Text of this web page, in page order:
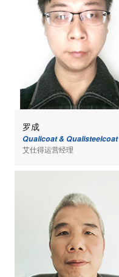
罗成
Qualicoat & Qualisteelcoat
艾仕得运营经理